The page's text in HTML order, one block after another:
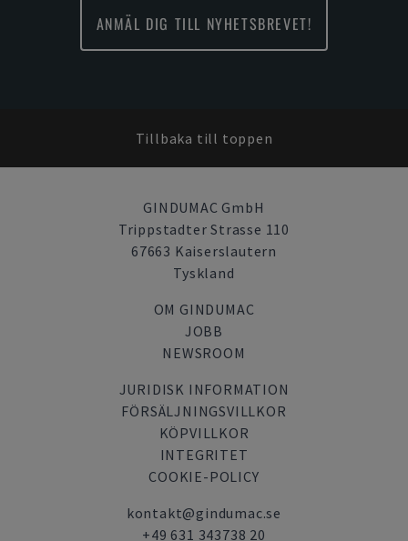
ANMÄL DIG TILL NYHETSBREVET!
Tillbaka till toppen
GINDUMAC GmbH
Trippstadter Strasse 110
67663 Kaiserslautern
Tyskland
OM GINDUMAC
JOBB
NEWSROOM
JURIDISK INFORMATION
FÖRSÄLJNINGSVILLKOR
KÖPVILLKOR
INTEGRITET
COOKIE-POLICY
kontakt@gindumac.se
+49 631 343738 20